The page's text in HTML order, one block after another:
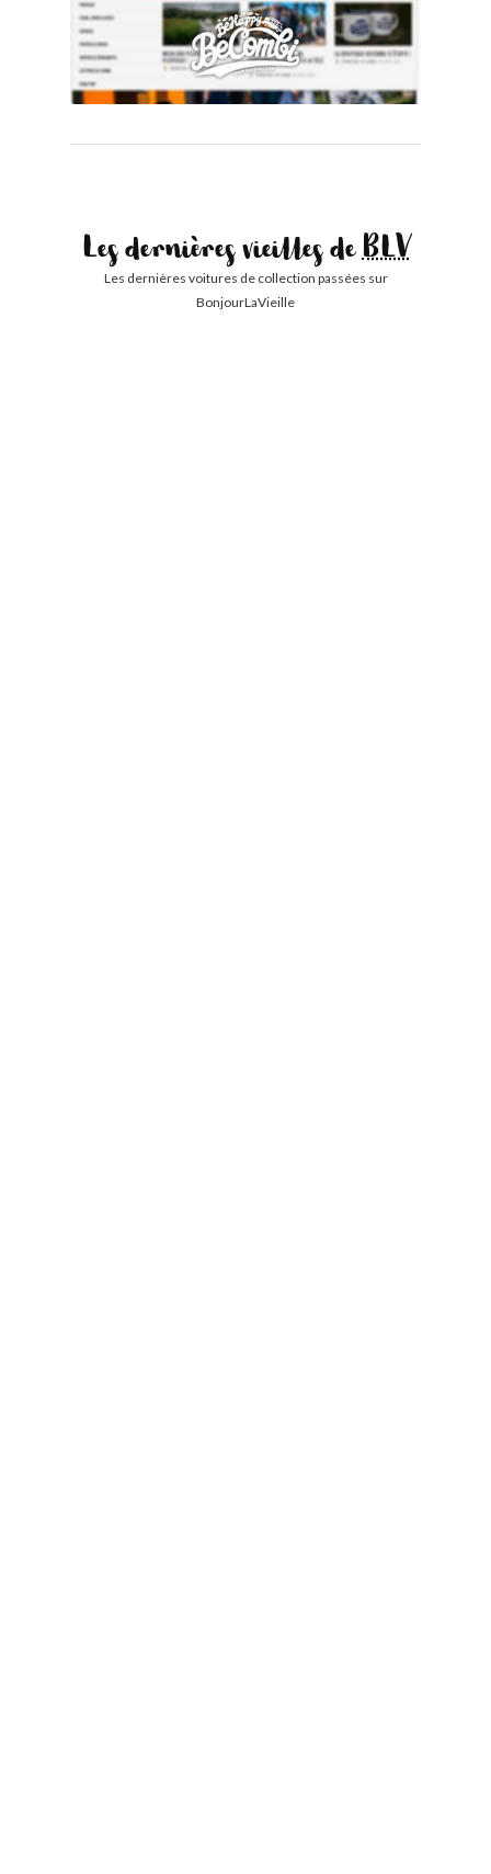
Les dernières vieilles deBLV
Les dernières voitures de collection passées sur
BonjourLaVieille